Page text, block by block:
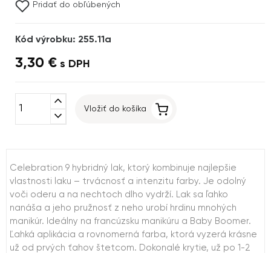
Pridať do obľúbených
Kód výrobku: 255.11a
3,30 € s DPH
expand_less
expand_more
Vložiť do košíka
Celebration 9 hybridný lak, ktorý kombinuje najlepšie
vlastnosti laku – trvácnosť a intenzitu farby. Je odolný
voči oderu a na nechtoch dlho vydrží. Lak sa ľahko
nanáša a jeho pružnosť z neho urobí hrdinu mnohých
manikúr. Ideálny na francúzsku manikúru a Baby Boomer.
Ľahká aplikácia a rovnomerná farba, ktorá vyzerá krásne
už od prvých ťahov štetcom. Dokonalé krytie, už po 1-2